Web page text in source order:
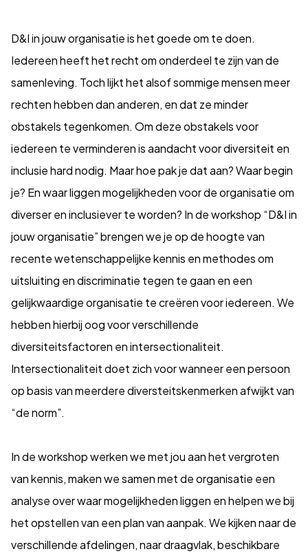
D&I in jouw organisatie is het goede om te doen.
Iedereen heeft het recht om onderdeel te zijn van de
samenleving. Toch lijkt het alsof sommige mensen meer
rechten hebben dan anderen, en dat ze minder
obstakels tegenkomen. Om deze obstakels voor
iedereen te verminderen is aandacht voor diversiteit en
inclusie hard nodig. Maar hoe pak je dat aan? Waar begin
je? En waar liggen mogelijkheden voor de organisatie om
diverser en inclusiever te worden? In de workshop “D&I in
jouw organisatie” brengen we je op de hoogte van
recente wetenschappelijke kennis en methodes om
uitsluiting en discriminatie tegen te gaan en een
gelijkwaardige organisatie te creëren voor iedereen. We
hebben hierbij oog voor verschillende
diversiteitsfactoren en intersectionaliteit.
Intersectionaliteit doet zich voor wanneer een persoon
op basis van meerdere diversteitskenmerken afwijkt van
“de norm”.
In de workshop werken we met jou aan het vergroten
van kennis, maken we samen met de organisatie een
analyse over waar mogelijkheden liggen en helpen we bij
het opstellen van een plan van aanpak. We kijken naar de
verschillende afdelingen, naar draagvlak, beschikbare